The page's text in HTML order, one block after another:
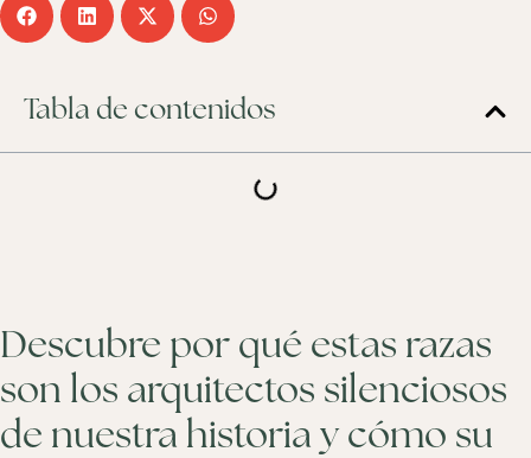
Tabla de contenidos
Descubre por qué estas razas
son los arquitectos silenciosos
de nuestra historia y cómo su